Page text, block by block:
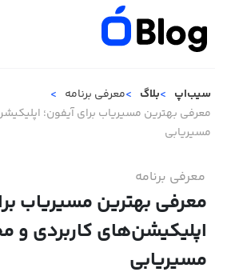
سیب‌اپ بلاگ
معرفی برنامه
معرفی بهترین مسیریاب برای آیفون؛
مسیریابی
معرفی برنامه
معرفی بهترین مسیریاب
اپلیکیشن‌های کاربردی و
مسیریابی